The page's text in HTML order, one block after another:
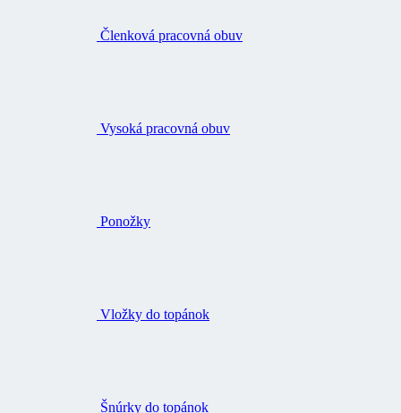
Členková pracovná obuv
Vysoká pracovná obuv
Ponožky
Vložky do topánok
Šnúrky do topánok